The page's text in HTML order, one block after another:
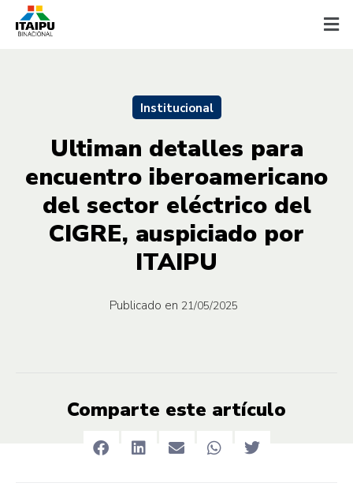
Institucional
Ultiman detalles para
encuentro iberoamericano
del sector eléctrico del
CIGRE, auspiciado por
ITAIPU
Publicado en 21/05/2025
Comparte este artículo